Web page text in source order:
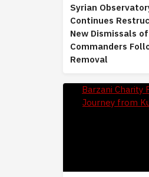
Syrian
Continues
New Dismissals
Commanders
Removal